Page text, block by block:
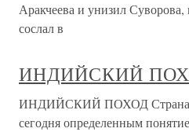
Аракчеева и унизил
сослал в
ИНДИЙСКИЙ
ИНДИЙСКИЙ ПОХОД Страна
сегодня определенным